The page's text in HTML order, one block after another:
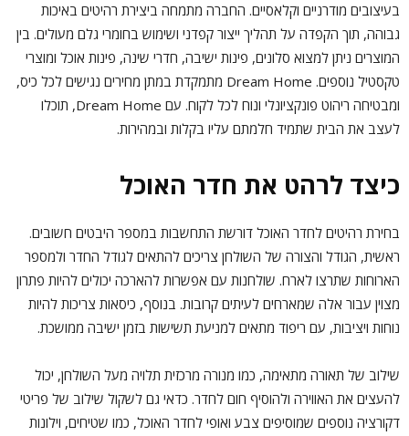
בעיצובים מודרניים וקלאסיים. החברה מתמחה ביצירת רהיטים באיכות
גבוהה, תוך הקפדה על תהליך ייצור קפדני ושימוש בחומרי גלם מעולים. בין
המוצרים ניתן למצוא סלונים, פינות ישיבה, חדרי שינה, פינות אוכל ומוצרי
טקסטיל נוספים. Dream Home מתמקדת במתן מחירים נגישים לכל כיס,
ומבטיחה ריהוט פונקציונלי ונוח לכל לקוח. עם Dream Home, תוכלו
לעצב את הבית שתמיד חלמתם עליו בקלות ובמהירות.
כיצד לרהט את חדר האוכל
בחירת רהיטים לחדר האוכל דורשת התחשבות במספר היבטים חשובים.
ראשית, הגודל והצורה של השולחן צריכים להתאים לגודל החדר ולמספר
הארוחות שתרצו לארח. שולחנות עם אפשרות להארכה יכולים להיות פתרון
מצוין עבור אלה שמארחים לעיתים קרובות. בנוסף, כיסאות צריכות להיות
נוחות ויציבות, עם ריפוד מתאים למניעת תשישות בזמן ישיבה ממושכת.
שילוב של תאורה מתאימה, כמו מנורה מרכזית תלויה מעל השולחן, יכול
להעצים את האווירה ולהוסיף חום לחדר. כדאי גם לשקול שילוב של פריטי
דקורציה נוספים שמוסיפים צבע ואופי לחדר האוכל, כמו שטיחים, וילונות